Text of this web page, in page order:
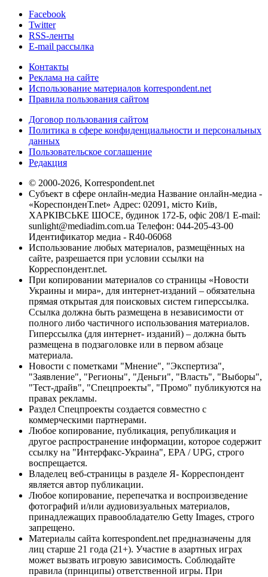
Facebook
Twitter
RSS-ленты
E-mail рассылка
Контакты
Реклама на сайте
Использование материалов korrespondent.net
Правила пользования сайтом
Договор пользования сайтом
Политика в сфере конфиденциальности и персональных
данных
Пользовательское соглашение
Редакция
© 2000-2026, Korrespondent.net
Субъект в сфере онлайн-медиа Название онлайн-медиа -
«КореспонденТ.net» Адрес: 02091, місто Київ,
ХАРКІВСЬКЕ ШОСЕ, будинок 172-Б, офіс 208/1 E-mail:
sunlight@mediadim.com.ua Телефон: 044-205-43-00
Идентификатор медиа - R40-06068
Использование любых материалов, размещённых на
сайте, разрешается при условии ссылки на
Корреспондент.net.
При копировании материалов со страницы «Новости
Украины и мира», для интернет-изданий – обязательна
прямая открытая для поисковых систем гиперссылка.
Ссылка должна быть размещена в независимости от
полного либо частичного использования материалов.
Гиперссылка (для интернет- изданий) – должна быть
размещена в подзаголовке или в первом абзаце
материала.
Новости с пометками "Мнение", "Экспертиза",
"Заявление", "Регионы", "Деньги", "Власть", "Выборы",
"Тест-драйв", "Спецпроекты", "Промо" публикуются на
правах рекламы.
Раздел Спецпроекты создается совместно с
коммерческими партнерами.
Любое копирование, публикация, републикация и
другое распространение информации, которое содержит
ссылку на "Интерфакс-Украина", EPA / UPG, строго
воспрещается.
Владелец веб-страницы в разделе Я- Корреспондент
является автор публикации.
Любое копирование, перепечатка и воспроизведение
фотографий и/или аудиовизуальных материалов,
принадлежащих правообладателю Getty Images, строго
запрещено.
Материалы сайта korrespondent.net предназначены для
лиц старше 21 года (21+). Участие в азартных играх
может вызвать игровую зависимость. Соблюдайте
правила (принципы) ответственной игры. При